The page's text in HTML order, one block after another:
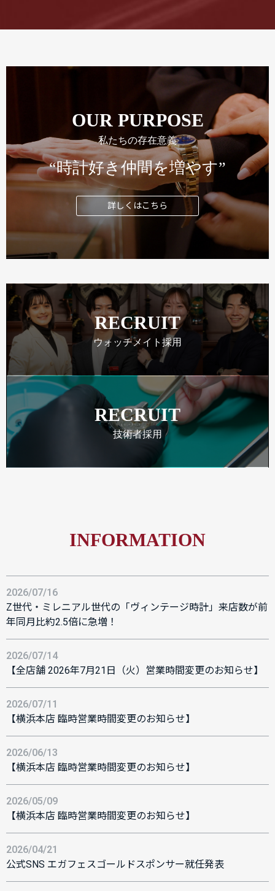
OUR PURPOSE
私たちの存在意義
“時計好き仲間を増やす”
詳しくはこちら
RECRUIT
ウォッチメイト採用
RECRUIT
技術者採用
INFORMATION
2026/07/16
Z世代・ミレニアル世代の「ヴィンテージ時計」来店数が前
年同月比約2.5倍に急増！
2026/07/14
【全店舗 2026年7月21日（火）営業時間変更のお知らせ】
2026/07/11
【横浜本店 臨時営業時間変更のお知らせ】
2026/06/13
【横浜本店 臨時営業時間変更のお知らせ】
2026/05/09
【横浜本店 臨時営業時間変更のお知らせ】
2026/04/21
公式SNS エガフェスゴールドスポンサー就任発表